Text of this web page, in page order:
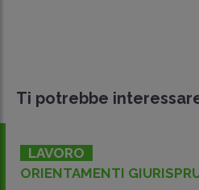
Ti potrebbe
LAVORO
ORIENTAMENTI